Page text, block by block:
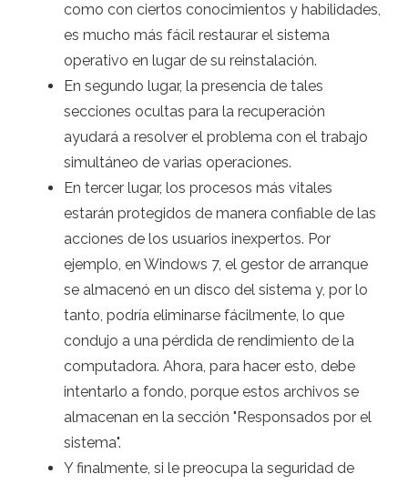
como con ciertos conocimientos y habilidades,
es mucho más fácil restaurar el sistema
operativo en lugar de su reinstalación.
En segundo lugar, la presencia de tales
secciones ocultas para la recuperación
ayudará a resolver el problema con el trabajo
simultáneo de varias operaciones.
En tercer lugar, los procesos más vitales
estarán protegidos de manera confiable de las
acciones de los usuarios inexpertos. Por
ejemplo, en Windows 7, el gestor de arranque
se almacenó en un disco del sistema y, por lo
tanto, podría eliminarse fácilmente, lo que
condujo a una pérdida de rendimiento de la
computadora. Ahora, para hacer esto, debe
intentarlo a fondo, porque estos archivos se
almacenan en la sección "Responsados ​​por el
sistema".
Y finalmente, si le preocupa la seguridad de